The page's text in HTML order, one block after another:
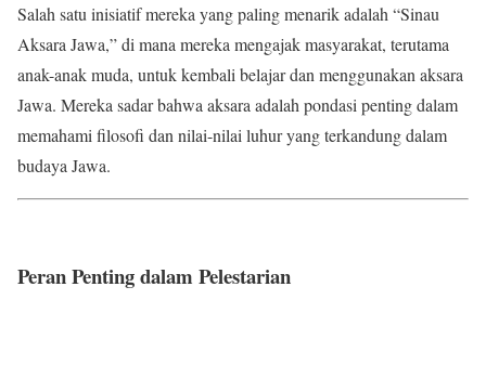
Salah satu inisiatif mereka yang paling menarik adalah “Sinau
Aksara Jawa,” di mana mereka mengajak masyarakat, terutama
anak-anak muda, untuk kembali belajar dan menggunakan aksara
Jawa. Mereka sadar bahwa aksara adalah pondasi penting dalam
memahami filosofi dan nilai-nilai luhur yang terkandung dalam
budaya Jawa.
Peran Penting dalam Pelestarian